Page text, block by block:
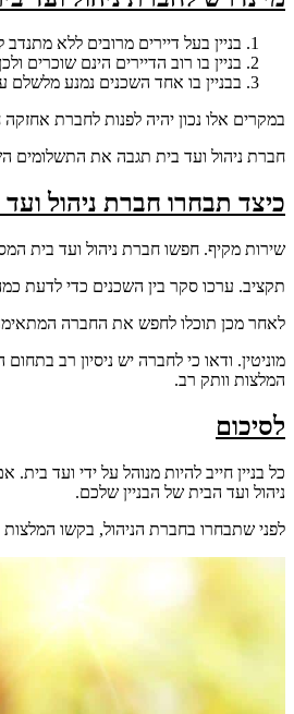
בניין בעל דיירים מרובים ללא מתנדב
בניין בו רוב הדיירים הינם שוכרים
בבניין בו אחד השכנים נמנע מלשלם
במקרים אלו נכון יהיה לפנות לחברת
חברת ניהול ועד בית תגבה את התשלומים
כיצד תבחרו חברת ניהול ועד
שירות מקיף. חפשו חברת ניהול ועד בית
תקציב. ערכו סקר בין השכנים כדי לדעת
לאחר מכן תוכלו לחפש את החברה
מוניטין. ודאו כי לחברה יש ניסיון רב
המלצות וותק רב.
לסיכום
כל בניין חייב להיות מנוהל על ידי ועד
ניהול ועד הבית של הבניין שלכם.
לפני שתבחרו בחברת הניהול, בקשו